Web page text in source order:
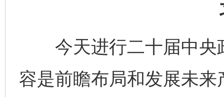
今天进行二十届中央
容是前瞻布局和发展未